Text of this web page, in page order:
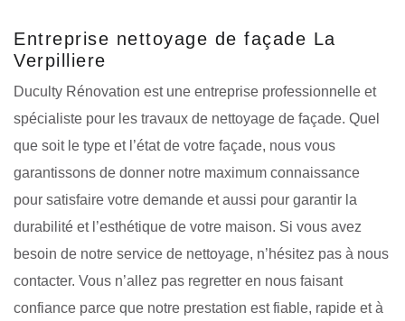
Entreprise nettoyage de façade La
Verpilliere
Duculty Rénovation est une entreprise professionnelle et
spécialiste pour les travaux de nettoyage de façade. Quel
que soit le type et l’état de votre façade, nous vous
garantissons de donner notre maximum connaissance
pour satisfaire votre demande et aussi pour garantir la
durabilité et l’esthétique de votre maison. Si vous avez
besoin de notre service de nettoyage, n’hésitez pas à nous
contacter. Vous n’allez pas regretter en nous faisant
confiance parce que notre prestation est fiable, rapide et à